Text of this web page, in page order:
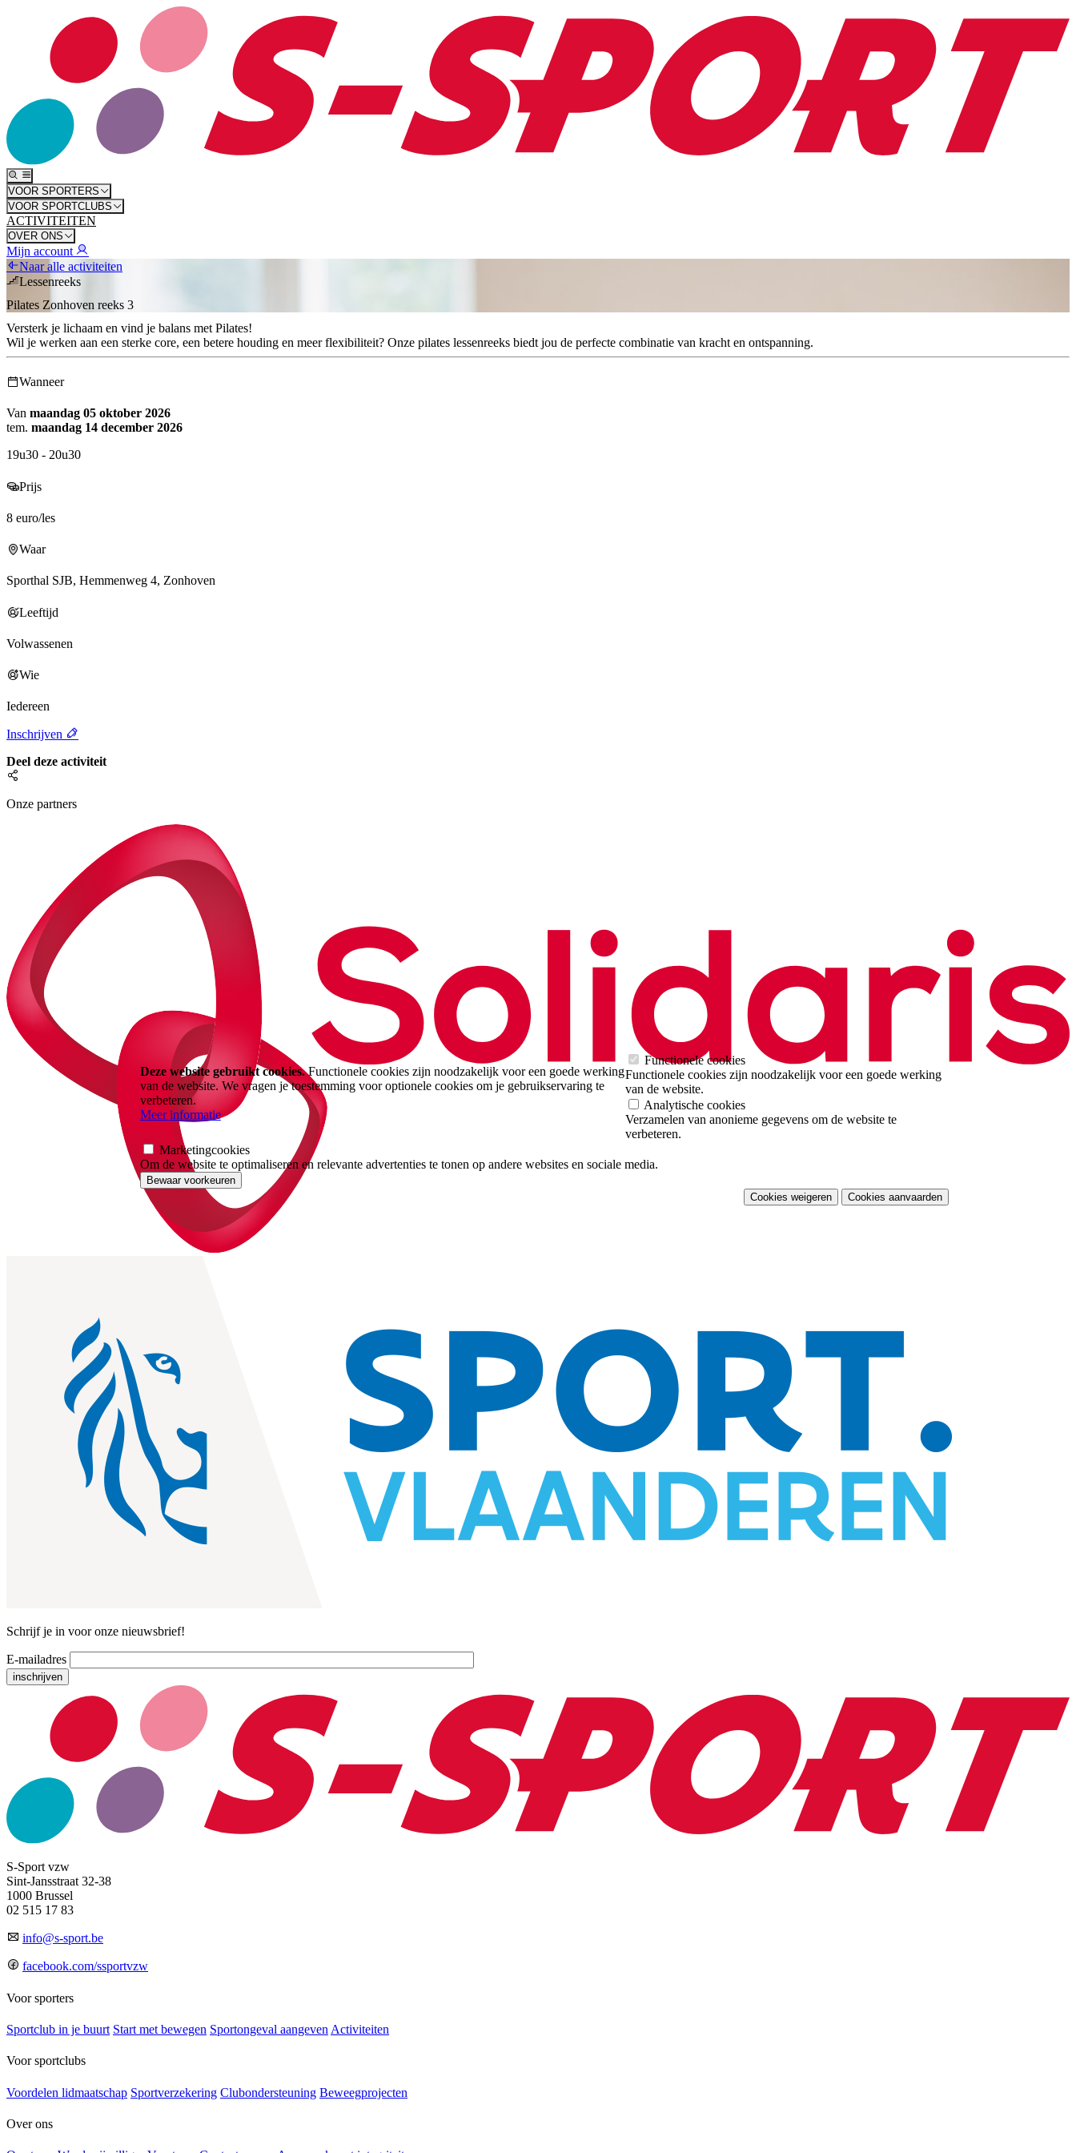
VOOR SPORTERS
VOOR SPORTCLUBS
ACTIVITEITEN
OVER ONS
Mijn account
Naar alle activiteiten
Lessenreeks
Pilates Zonhoven reeks 3
Versterk je lichaam en vind je balans met Pilates!
Wil je werken aan een sterke core, een betere houding en meer flexibiliteit? Onze pilates lessenreeks biedt jou de perfecte combinatie van kracht en ontspanning.
Wanneer
Van maandag 05 oktober 2026
tem. maandag 14 december 2026
19u30 - 20u30
Prijs
8 euro/les
Waar
Sporthal SJB, Hemmenweg 4, Zonhoven
Leeftijd
Volwassenen
Wie
Iedereen
Inschrijven
Deel deze activiteit
Onze partners
Schrijf je in voor onze nieuwsbrief!
E-mailadres
S-Sport vzw
Sint-Jansstraat 32-38
1000 Brussel
02 515 17 83
info@s-sport.be
facebook.com/ssportvzw
Voor sporters
Sportclub in je buurt Start met bewegen Sportongeval aangeven Activiteiten
Voor sportclubs
Voordelen lidmaatschap Sportverzekering Clubondersteuning Beweegprojecten
Over ons
Deze website gebruikt cookies.Functionele cookies zijn noodzakelijk voor een goede werking
van de website. We vragen je toestemming voor optionele cookies om je gebruikservaring te
verbeteren.
Meer informatie
Functionele cookies
Functionele cookies zijn noodzakelijk voor een goede werking
van de website.
Analytische cookies
Verzamelen van anonieme gegevens om de website te
verbeteren.
Marketingcookies
Om de website te optimaliseren en relevante advertenties te tonen op andere websites en sociale media.
Bewaar voorkeuren
Cookies weigeren
Cookies aanvaarden